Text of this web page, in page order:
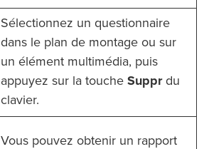
Sélectionnez un questionnaire
dans le plan de montage ou sur
un élément multimédia, puis
appuyez sur la touche Supprdu
clavier.
Vous pouvez obtenir un rapport